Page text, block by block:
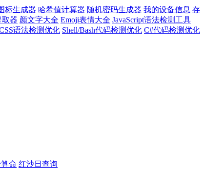
标生成器 哈希值计算器 随机密码生成器 我的设备信息 存
取器 颜文字大全 Emoji表情大全 JavaScript语法检测工具
语法检测优化 Shell/Bash代码检测优化 C#代码检测优化
命 红沙日查询